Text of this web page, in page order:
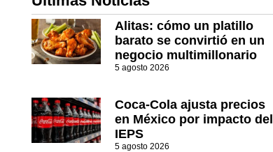
Alitas: cómo un platillo
barato se convirtió en un
negocio multimillonario
5 agosto 2026
Coca-Cola ajusta precios
en México por impacto del
IEPS
5 agosto 2026